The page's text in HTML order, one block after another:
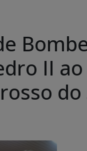
II
do